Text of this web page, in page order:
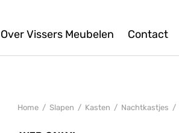
Over Vissers Meubelen Contact
Home / Slapen / Kasten / Nachtkastjes /